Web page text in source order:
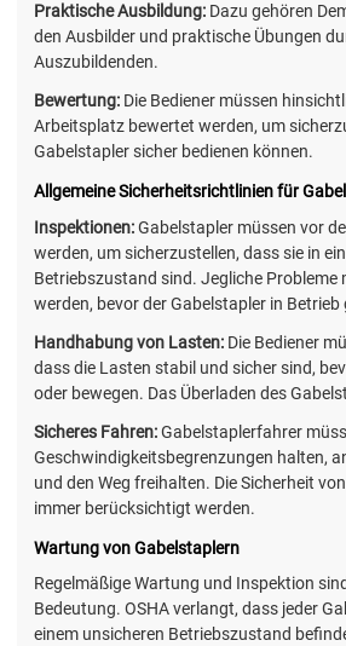
Praktische Ausbildung: Dazu gehören
den Ausbilder und praktische Übungen
Auszubildenden.
Bewertung: Die Bediener müssen
Arbeitsplatz bewertet werden, um
Gabelstapler sicher bedienen können.
Allgemeine Sicherheitsrichtlinien für
Inspektionen:Gabelstapler müssen vor
werden, um sicherzustellen, dass sie in
Betriebszustand sind. Jegliche Probleme
werden, bevor der Gabelstapler in
Handhabung von Lasten: Die Bediener
dass die Lasten stabil und sicher sind,
oder bewegen. Das Überladen des
Sicheres Fahren:Gabelstaplerfahrer
Geschwindigkeitsbegrenzungen halten,
und den Weg freihalten. Die Sicherheit
immer berücksichtigt werden.
Wartung von Gabelstaplern
Regelmäßige Wartung und Inspektion
Bedeutung. OSHA verlangt, dass jeder
einem unsicheren Betriebszustand